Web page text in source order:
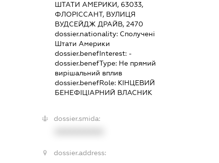
ШТАТИ АМЕРИКИ, 63033,
ФЛОРІССАНТ, ВУЛИЦЯ
ВУДСЕЙДЖ ДРАЙВ, 2470
dossier.nationality: Сполучені
Штати Америки
dossier.benefInterest: -
dossier.benefType: Не прямий
вирішальний вплив
dossier.benefRole: КІНЦЕВИЙ
БЕНЕФІЦІАРНИЙ ВЛАСНИК
dossier.smida:
dossier.address: